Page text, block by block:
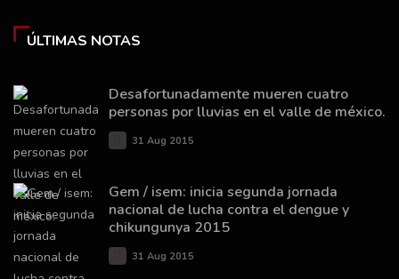
ÚLTIMAS NOTAS
Desafortunadamente mueren cuatro
personas por lluvias en el valle de méxico.
31 Aug 2015
Gem / isem: inicia segunda jornada
nacional de lucha contra el dengue y
chikungunya 2015
31 Aug 2015